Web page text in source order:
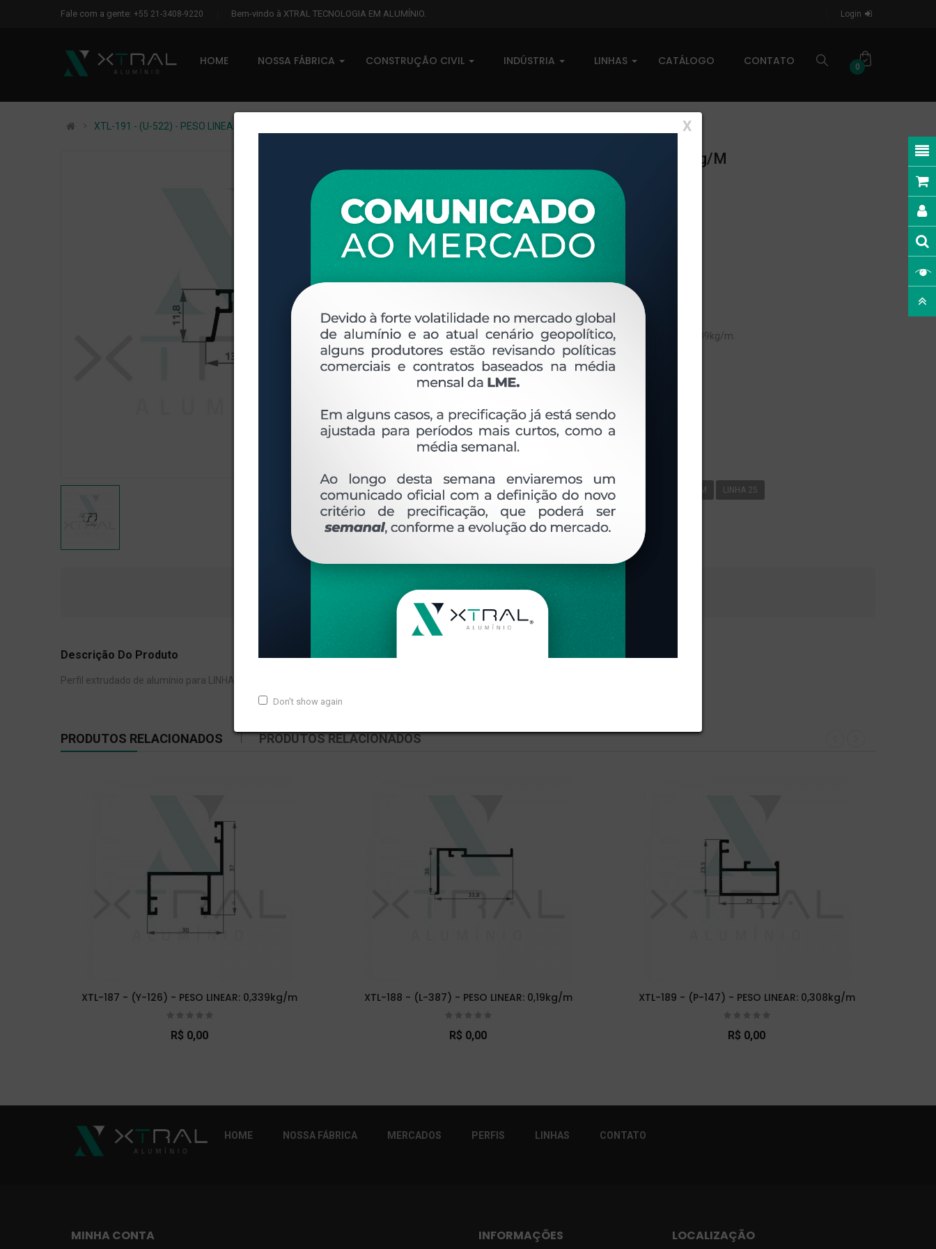
Fale com a gente: +55 21-3408-9220 Bem-vindo à XTRAL TECNOLOGIA EM ALUMÍNIO. Login
HOME NOSSA FÁBRICA CONSTRUÇÃO CIVIL INDÚSTRIA LINHAS CATÁLOGO CONTATO 0
X
Don't show again
XTL-191 - (U-522) - PESO LINEAR: 0,089kg/m
XTL-191 - (U-522) - PESO LINEAR: 0,089kg/m
0 comentários
Disponível sob consulta
Taxas R$ 0,00
Disponibilidade:
Em estoque
OVERVIEW
Perfil extrudado de alumínio para LINHA 25, com peso linear de 0,089kg/m.
Ver perfis relacionados
Etiquetas: 191- PESO LINEAR - 0 089 KG/M U-522 089KG/M LINHA 25
DESCRIÇÃO COMENTÁRIOS (0)
Descrição Do Produto
Perfil extrudado de alumínio para LINHA 25, com peso linear de 0,089kg/m.
PRODUTOS RELACIONADOS PRODUTOS RELACIONADOS
XTL-187 - (Y-126) - PESO LINEAR: 0,339kg/m
R$ 0,00
XTL-188 - (L-387) - PESO LINEAR: 0,19kg/m
R$ 0,00
XTL-189 - (P-147) - PESO LINEAR: 0,308kg/m
R$ 0,00
HOME NOSSA FÁBRICA MERCADOS PERFIS LINHAS CONTATO
MINHA CONTA INFORMAÇÕES LOCALIZAÇÃO